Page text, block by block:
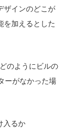
ザインのどこが
を加えるとした
のようにビルの
ーがなかった場
入るか